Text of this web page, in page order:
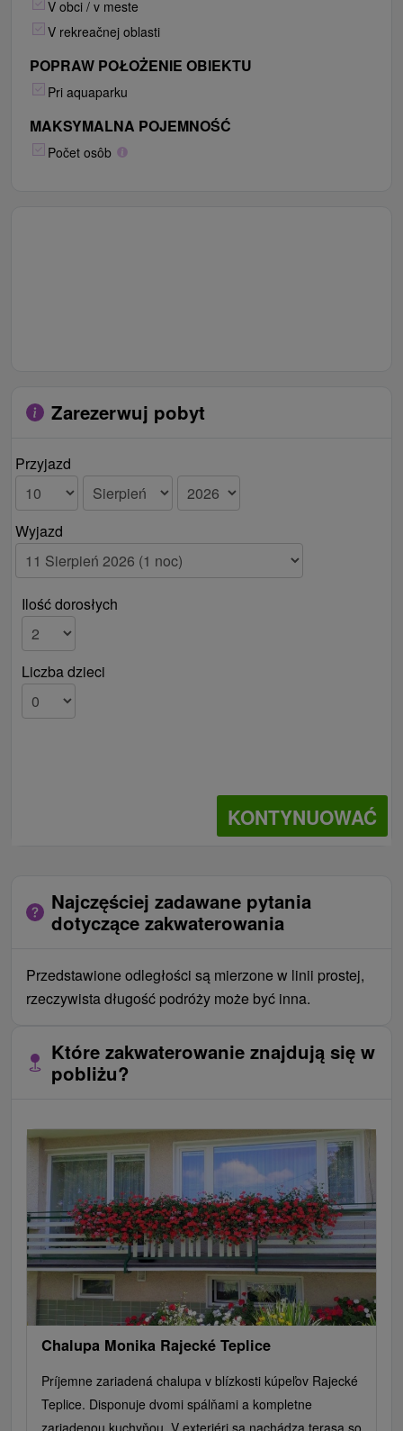
V obci / v meste
V rekreačnej oblasti
POPRAW POŁOŻENIE OBIEKTU
Pri aquaparku
MAKSYMALNA POJEMNOŚĆ
Počet osôb
Zarezerwuj pobyt
Przyjazd
Wyjazd
Ilość dorosłych
Liczba dzieci
KONTYNUOWAĆ
Najczęściej zadawane pytania
dotyczące zakwaterowania
Przedstawione odległości są mierzone w linii prostej,
rzeczywista długość podróży może być inna.
Które zakwaterowanie znajdują się w
pobliżu?
Chalupa Monika Rajecké Teplice
Príjemne zariadená chalupa v blízkosti kúpeľov Rajecké
Teplice. Disponuje dvomi spálňami a kompletne
zariadenou kuchyňou. V exteriéri sa nachádza terasa so